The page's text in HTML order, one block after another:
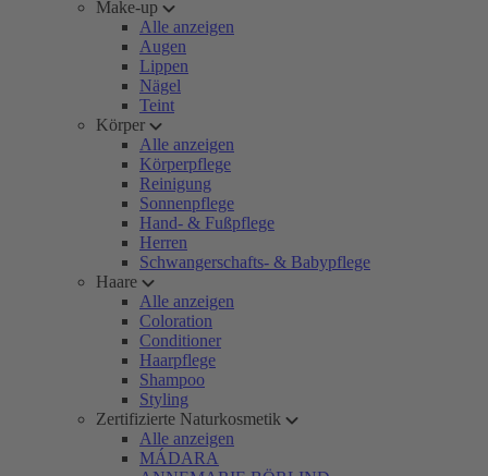
Make-up
Alle anzeigen
Augen
Lippen
Nägel
Teint
Körper
Alle anzeigen
Körperpflege
Reinigung
Sonnenpflege
Hand- & Fußpflege
Herren
Schwangerschafts- & Babypflege
Haare
Alle anzeigen
Coloration
Conditioner
Haarpflege
Shampoo
Styling
Zertifizierte Naturkosmetik
Alle anzeigen
MÁDARA